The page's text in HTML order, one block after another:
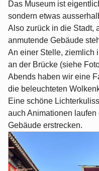
Das Museum ist
sondern etwas
Also zurück in die Stadt,
anmutende Gebäude
An einer Stelle, ziemlich
an der Brücke (siehe
Abends haben wir eine
die beleuchteten
Eine schöne
auch Animationen
Gebäude erstrecken.